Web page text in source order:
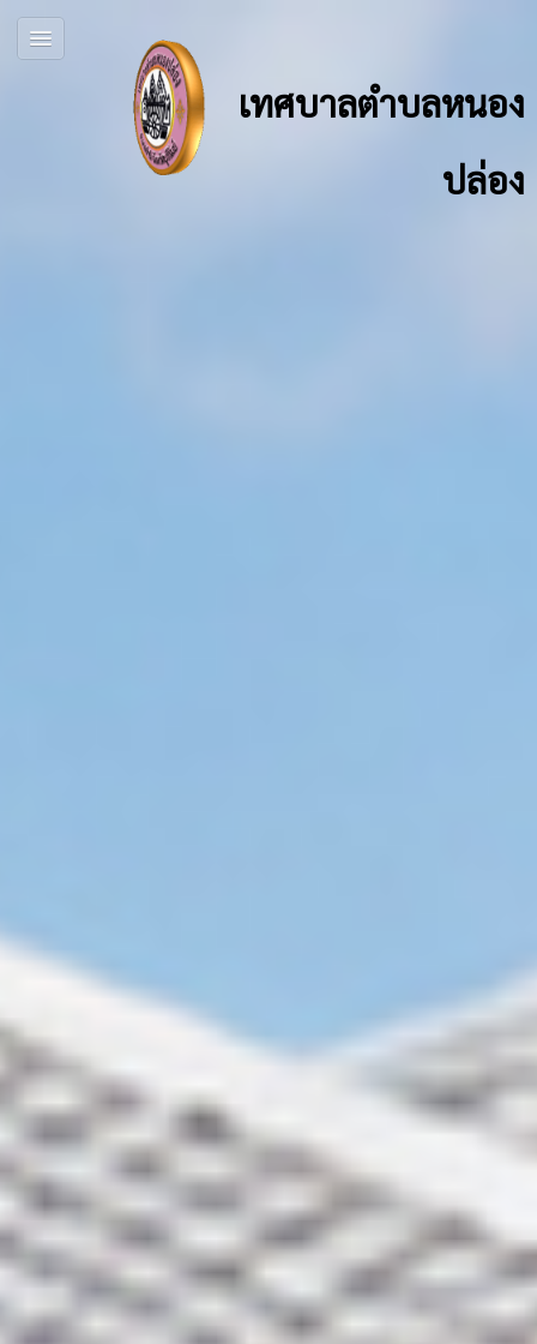
เทศบาลตำบลหนอง
ปล่อง